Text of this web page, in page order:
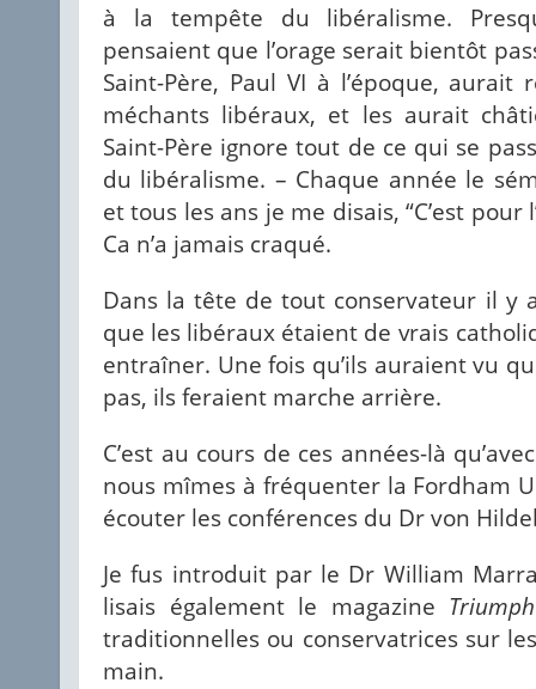
à la tempête du libéralisme.
pensaient que l’orage serait bientôt
Saint-Père, Paul VI à l’époque,
méchants libéraux, et les aurait
Saint-Père ignore tout de ce qui se
du libéralisme. – Chaque année le
et tous les ans je me disais, “C’est
Ca n’a jamais craqué.
Dans la tête de tout conservateur il y
que les libéraux étaient de vrais
entraîner. Une fois qu’ils auraient vu
pas, ils feraient marche arrière.
C’est au cours de ces années-là
nous mîmes à fréquenter la Fordham
écouter les conférences du Dr von
Je fus introduit par le Dr William
lisais également le magazine Triumph
traditionnelles ou conservatrices sur
main.